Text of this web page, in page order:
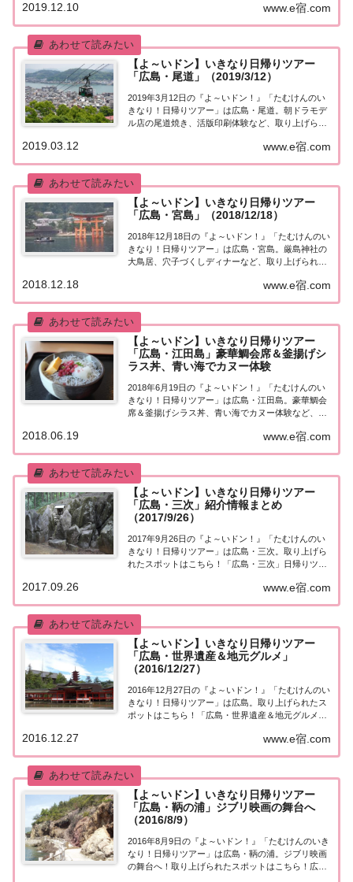
帰りツアー街行く人にいきなり声をかけ、そのまま
日帰りツアーにご招待する『たむけんの日帰り...
www.e宿.com
2019.12.10
【よ～いドン】いきなり日帰りツアー
「広島・尾道」（2019/3/12）
2019年3月12日の『よ～いドン！』「たむけんのい
きなり！日帰りツアー」は広島・尾道。朝ドラモデ
ル店の尾道焼き、活版印刷体験など、取り上げられ
街行く人にいきなり声をかけ、そのまま日帰りツア
ーにご招待する『たむけんの日帰りツアー』のコ...
www.e宿.com
2019.03.12
【よ～いドン】いきなり日帰りツアー
「広島・宮島」（2018/12/18）
2018年12月18日の『よ～いドン！』「たむけんのい
きなり！日帰りツアー」は広島・宮島。厳島神社の
大鳥居、穴子づくしディナーなど、取り上げられた
行く人にいきなり声をかけ、そのまま日帰りツアー
www.e宿.com
2018.12.18
【よ～いドン】いきなり日帰りツアー
「広島・江田島」豪華鯛会席＆釜揚げシ
ラス丼、青い海でカヌー体験
2018年6月19日の『よ～いドン！』「たむけんのい
きなり！日帰りツアー」は広島・江田島。豪華鯛会
席＆釜揚げシラス丼、青い海でカヌー体験など、取
日帰りツアー街行く人にいきなり声をかけ、そのま
www.e宿.com
2018.06.19
【よ～いドン】いきなり日帰りツアー
「広島・三次」紹介情報まとめ
（2017/9/26）
2017年9月26日の『よ～いドン！』「たむけんのい
きなり！日帰りツアー」は広島・三次。取り上げら
れたスポットはこちら！「広島・三次」日帰りツア
次。・広島てっぱんグランプリ優勝！ご当地グル
www.e宿.com
2017.09.26
【よ～いドン】いきなり日帰りツアー
「広島・世界遺産＆地元グルメ」
（2016/12/27）
2016年12月27日の『よ～いドン！』「たむけんのい
きなり！日帰りツアー」は広島。取り上げられたス
ポットはこちら！「広島・世界遺産＆地元グルメ」
広島。・広島名物お好み焼き・クルーズ船で世界遺
www.e宿.com
2016.12.27
【よ～いドン】いきなり日帰りツアー
「広島・鞆の浦」ジブリ映画の舞台へ
（2016/8/9）
2016年8月9日の『よ～いドン！』「たむけんのいき
なり！日帰りツアー」は広島・鞆の浦。ジブリ映画
の舞台へ！取り上げられたスポットはこちら！広